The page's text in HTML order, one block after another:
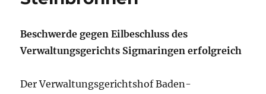
Beschwerde gegen Eilbeschluss des
Verwaltungsgerichts Sigmaringen erfolgreich
Der Verwaltungsgerichtshof Baden-